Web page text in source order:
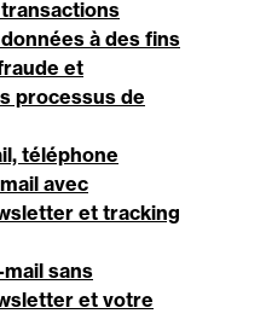
à des fins
et
processus de
téléphone
avec
et tracking
sans
et votre